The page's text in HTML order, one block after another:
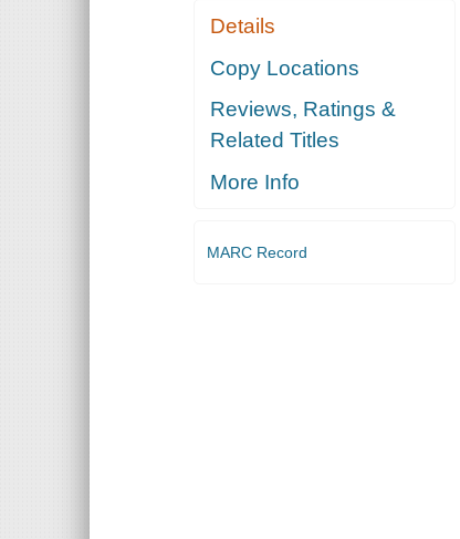
Details
Copy Locations
Reviews, Ratings &
Related Titles
More Info
MARC Record